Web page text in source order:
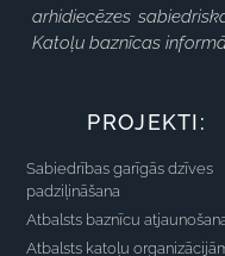
arhidiecēzes
Katoļu baznīcas
PROJEKTI:
Sabiedrības garīgās dzīves
padziļināšana
Atbalsts baznīcu
Atbalsts katoļu